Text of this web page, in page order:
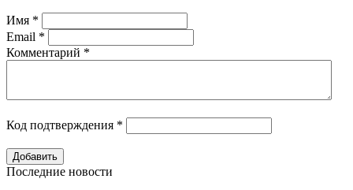
Имя *
Email *
Комментарий *
Код подтверждения *
Последние новости